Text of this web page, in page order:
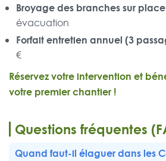
Broyage des branches sur place
évacuation
Forfait entretien annuel (3
€
Réservez votre intervention et
votre premier chantier !
Questions fréquentes
Quand faut-il élaguer dans les